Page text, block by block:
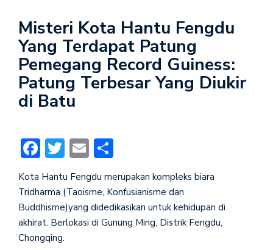
Misteri Kota Hantu Fengdu
Yang Terdapat Patung
Pemegang Record Guiness:
Patung Terbesar Yang Diukir
di Batu
Facebook
Twitter
Email
Kota Hantu Fengdu merupakan kompleks biara
Tridharma (Taoisme, Konfusianisme dan
Buddhisme)yang didedikasikan untuk kehidupan di
akhirat. Berlokasi di Gunung Ming, Distrik Fengdu,
Chongqing.